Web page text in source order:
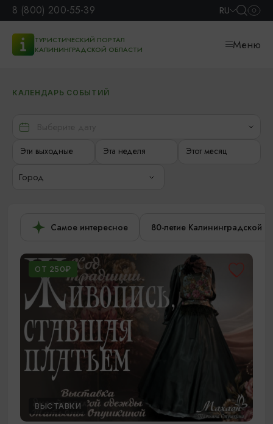
8 (800) 200-55-39 RU
ТУРИСТИЧЕСКИЙ ПОРТАЛ
КАЛИНИНГРАДСКОЙ ОБЛАСТИ
Меню
КАЛЕНДАРЬ СОБЫТИЙ
Эти выходные Эта неделя Этот месяц
Город
Самое интересное 80-летие Калининградской
ОТ 250₽
ВЫСТАВКИ